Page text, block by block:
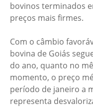
bovinos terminados
preços mais firmes.
Com o câmbio
bovina de Goiás
do ano, quanto no
momento, o preço
período de janeiro a
representa